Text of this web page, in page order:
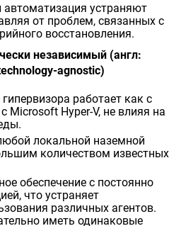
автоматизация устраняют
от проблем, связанных с
восстановления.
независимый (англ:
-agnostic)
работает как с
с Microsoft Hyper-V, не влияя на
локальной наземной
количеством известных
обеспечение с постоянно
что устраняет
различных агентов.
иметь одинаковые